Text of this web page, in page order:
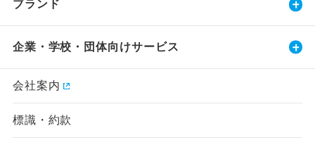
ブランド
企業・学校・団体向けサービス
会社案内
標識・約款